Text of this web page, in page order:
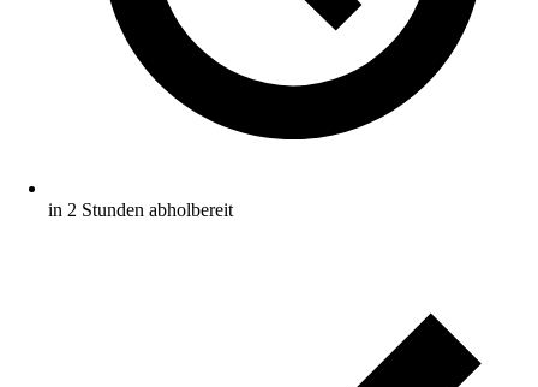
in 2 Stunden abholbereit